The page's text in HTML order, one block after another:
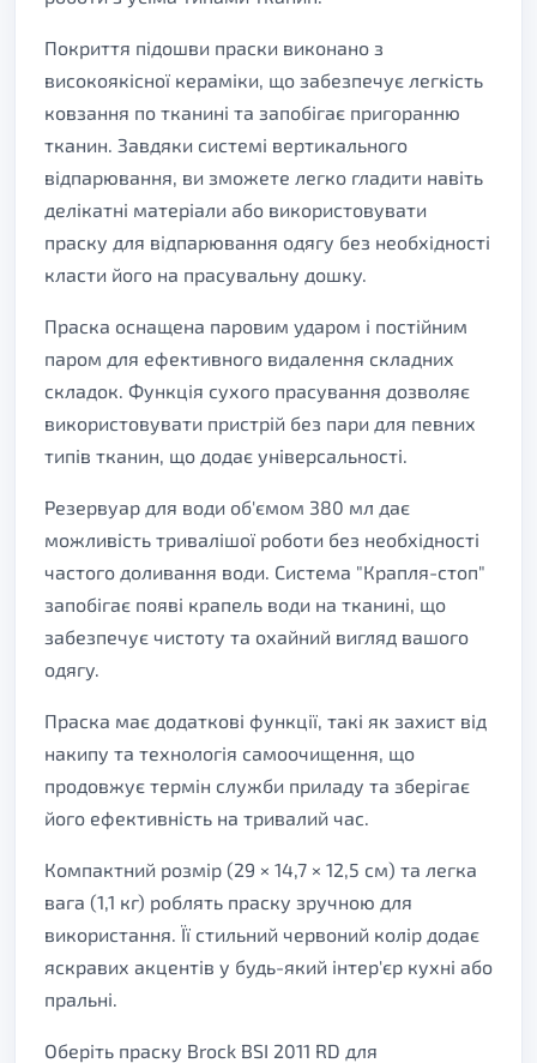
Покриття підошви праски виконано з
високоякісної кераміки, що забезпечує легкість
ковзання по тканині та запобігає пригоранню
тканин. Завдяки системі вертикального
відпарювання, ви зможете легко гладити навіть
делікатні матеріали або використовувати
праску для відпарювання одягу без необхідності
класти його на прасувальну дошку.
Праска оснащена паровим ударом і постійним
паром для ефективного видалення складних
складок. Функція сухого прасування дозволяє
використовувати пристрій без пари для певних
типів тканин, що додає універсальності.
Резервуар для води об'ємом 380 мл дає
можливість тривалішої роботи без необхідності
частого доливання води. Система "Крапля-стоп"
запобігає появі крапель води на тканині, що
забезпечує чистоту та охайний вигляд вашого
одягу.
Праска має додаткові функції, такі як захист від
накипу та технологія самоочищення, що
продовжує термін служби приладу та зберігає
його ефективність на тривалий час.
Компактний розмір (29 × 14,7 × 12,5 см) та легка
вага (1,1 кг) роблять праску зручною для
використання. Її стильний червоний колір додає
яскравих акцентів у будь-який інтер'єр кухні або
пральні.
Оберіть праску Brock BSI 2011 RD для